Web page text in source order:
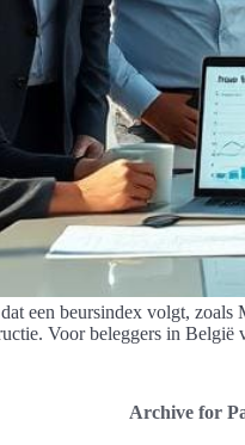
een beursindex volgt,
Voor beleggers in
Archive for